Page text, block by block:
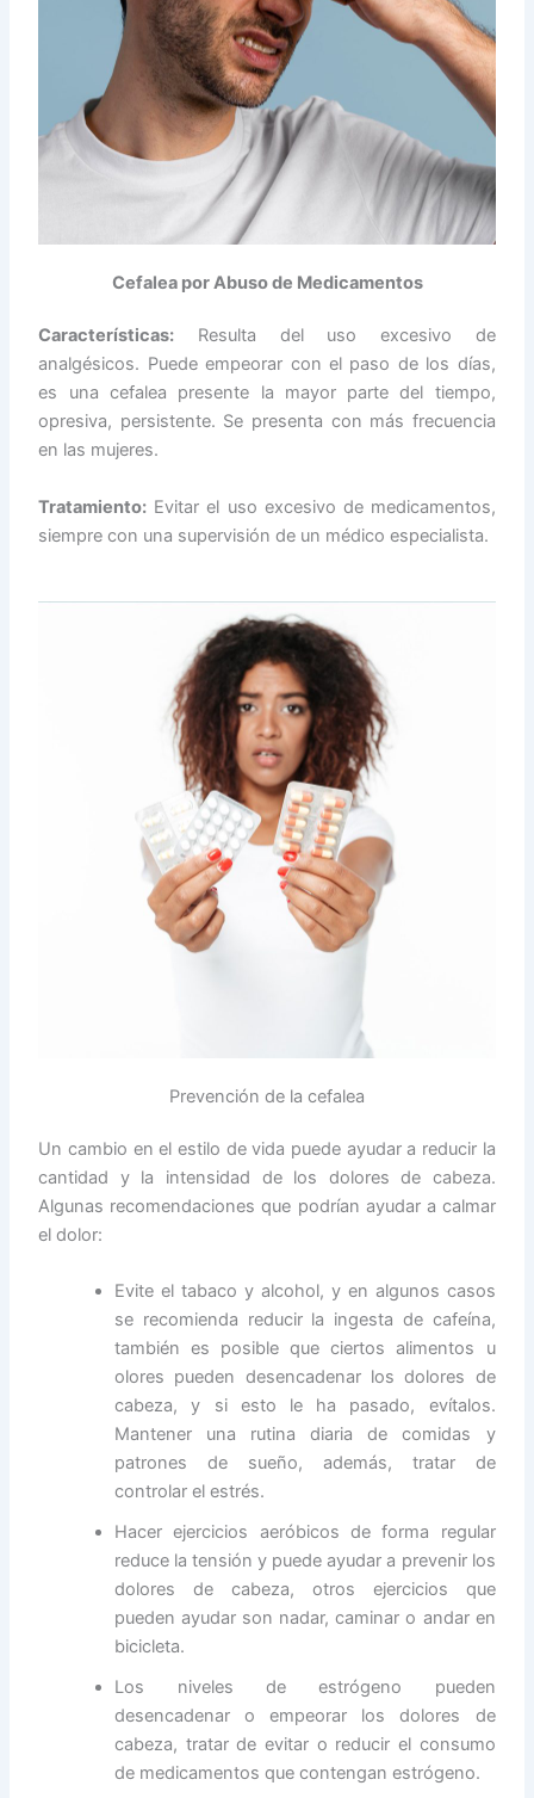
Cefalea por Abuso de Medicamentos
Características: Resulta del uso excesivo de
analgésicos. Puede empeorar con el paso de los días,
es una cefalea presente la mayor parte del tiempo,
opresiva, persistente. Se presenta con más frecuencia
en las mujeres.
Tratamiento: Evitar el uso excesivo de medicamentos,
siempre con una supervisión de un médico especialista.
Prevención de la cefalea
Un cambio en el estilo de vida puede ayudar a reducir la
cantidad y la intensidad de los dolores de cabeza.
Algunas recomendaciones que podrían ayudar a calmar
el dolor:
Evite el tabaco y alcohol, y en algunos casos
se recomienda reducir la ingesta de cafeína,
también es posible que ciertos alimentos u
olores pueden desencadenar los dolores de
cabeza, y si esto le ha pasado, evítalos.
Mantener una rutina diaria de comidas y
patrones de sueño, además, tratar de
controlar el estrés.
Hacer ejercicios aeróbicos de forma regular
reduce la tensión y puede ayudar a prevenir los
dolores de cabeza, otros ejercicios que
pueden ayudar son nadar, caminar o andar en
bicicleta.
Los niveles de estrógeno pueden
desencadenar o empeorar los dolores de
cabeza, tratar de evitar o reducir el consumo
de medicamentos que contengan estrógeno.